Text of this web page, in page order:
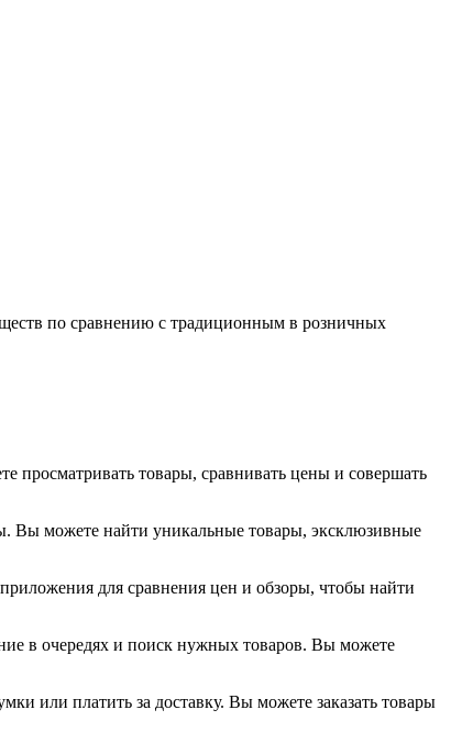
по сравнению с традиционным в розничных
просматривать товары, сравнивать цены и совершать
Вы можете найти уникальные товары, эксклюзивные
для сравнения цен и обзоры, чтобы найти
в очередях и поиск нужных товаров. Вы можете
или платить за доставку. Вы можете заказать товары